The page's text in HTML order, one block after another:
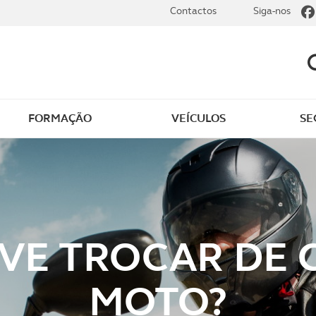
Clássicos
Notícias do clube
Golfe
Revista ACP Edição
impressa
FORMAÇÃO VEÍCULOS
Contactos Siga-nos
TROCAR DE
MOTO?